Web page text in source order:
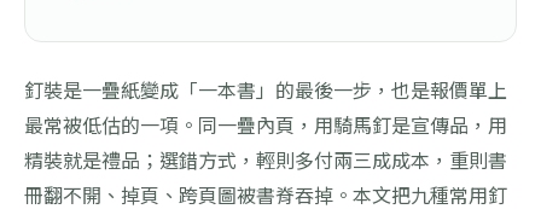
釘裝是一疊紙變成「一本書」的最後一步，也是報價單上
最常被低估的一項。同一疊內頁，用騎馬釘是宣傳品，用
精裝就是禮品；選錯方式，輕則多付兩三成成本，重則書
冊翻不開、掉頁、跨頁圖被書脊吞掉。本文把九種常用釘